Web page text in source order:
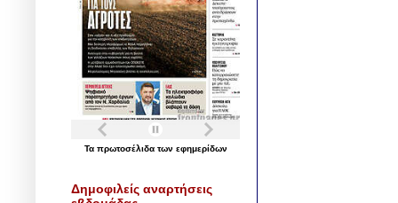
Τα πρωτοσέλιδα των εφημερίδων
Δημοφιλείς αναρτήσεις